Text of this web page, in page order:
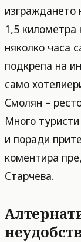
изграждането
1,5
няколко часа
подкрепа на
само
Смолян –
Много
и поради
коментира
Старчева.